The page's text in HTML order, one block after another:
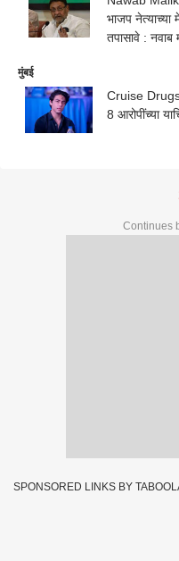
भाजप नेत्याच्या
तपासावे : नवाब
मुंबई
Cruise
8 आरोपींच्या
Continues
SPONSORED LINKS BY